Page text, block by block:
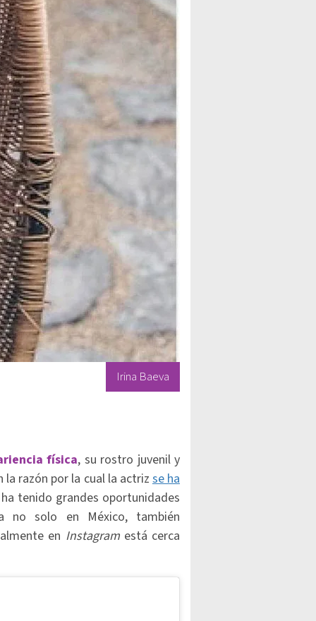
Irina Baeva
física, su rostro juvenil y
la razón por la cual la actrizse ha
tenido grandes oportunidades
no solo en México, también
en Instagram está cerca